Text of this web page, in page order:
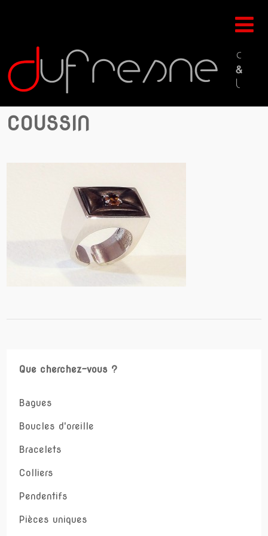
COUSSIN
Que cherchez-vous ?
Bagues
Boucles d'oreille
Bracelets
Colliers
Pendentifs
Pièces uniques